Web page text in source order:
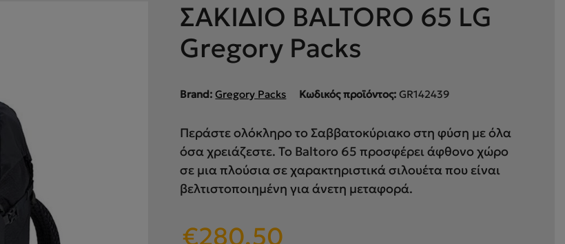
ΣΑΚΙΔΙΟ BALTORO 65 LG
Gregory Packs
Brand: Gregory Packs Κωδικός προϊόντος:GR142439
Περάστε ολόκληρο το Σαββατοκύριακο στη φύση με όλα
όσα χρειάζεστε. Το Baltoro 65 προσφέρει άφθονο χώρο
σε μια πλούσια σε χαρακτηριστικά σιλουέτα που είναι
βελτιστοποιημένη για άνετη μεταφορά.
Original
€280.50